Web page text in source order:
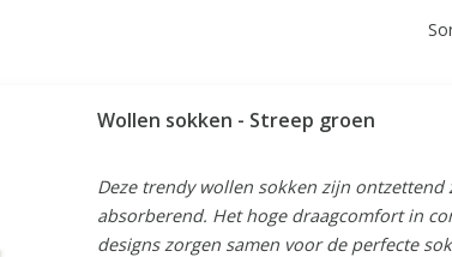
Wollen sokken - Streep groen
Deze trendy wollen sokken zijn
absorberend. Het hoge draagcomfort in
designs zorgen samen voor de perfecte